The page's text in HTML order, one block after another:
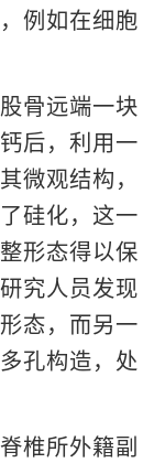
例如在细胞
骨远端一块
后，利用一
微观结构，
硅化，这一
形态得以保
究人员发现
形态，而另一
孔构造，处
椎所外籍副